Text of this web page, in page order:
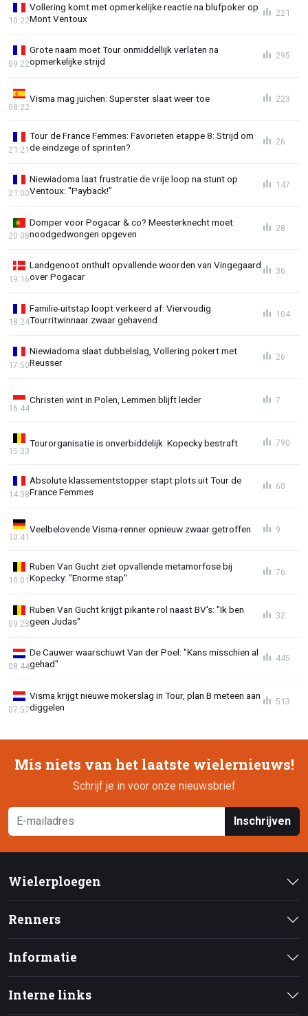
Vollering komt met opmerkelijke reactie na blufpoker op
Mont Ventoux
10:22
221
Grote naam moet Tour onmiddellijk verlaten na
opmerkelijke strijd
09:22
295
Visma mag juichen: Superster slaat weer toe
08:22
223
Tour de France Femmes: Favorieten etappe 8: Strijd om
de eindzege of sprinten?
21:21
26
Niewiadoma laat frustratie de vrije loop na stunt op
Ventoux: "Payback!"
21:00
147
Domper voor Pogacar & co? Meesterknecht moet
noodgedwongen opgeven
20:08
28
Landgenoot onthult opvallende woorden van Vingegaard
over Pogacar
19:16
36
Familie-uitstap loopt verkeerd af: Viervoudig
Tourritwinnaar zwaar gehavend
18:24
104
Niewiadoma slaat dubbelslag, Vollering pokert met
Reusser
17:50
26
Christen wint in Polen, Lemmen blijft leider
16:44
7
Tourorganisatie is onverbiddelijk: Kopecky bestraft
15:33
790
Absolute klassementstopper stapt plots uit Tour de
France Femmes
14:38
60
Veelbelovende Visma-renner opnieuw zwaar getroffen
10:41
9
Ruben Van Gucht ziet opvallende metamorfose bij
Kopecky: "Enorme stap"
10:01
76
Ruben Van Gucht krijgt pikante rol naast BV's: "Ik ben
geen Judas"
09:23
32
De Cauwer waarschuwt Van der Poel: "Kans misschien al
gehad"
08:44
445
Visma krijgt nieuwe mokerslag in Tour, plan B meteen aan
diggelen
07:57
513
Mis niets van het laatste wielernieuws!
Schrijf je in voor onze nieuwsbrief
Inschrijven
Wielerploegen
Renners
Informatie
Interne links